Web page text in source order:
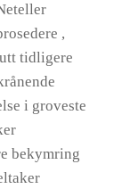
,
tidligere
i groveste
bekymring